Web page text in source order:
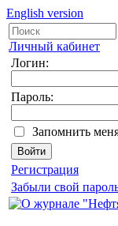
English version
Личный кабинет
Логин:
Пароль:
Запомнить
Регистрация
Забыли свой